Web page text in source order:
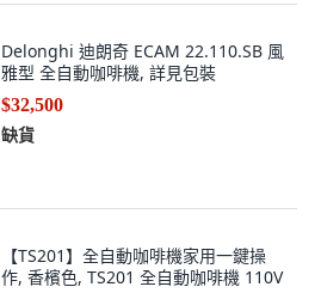
Delonghi 迪朗奇 ECAM 22.110.SB 風
雅型 全自動咖啡機, 詳見包裝
$32,500
缺貨
【TS201】全自動咖啡機家用一鍵操
作, 香檳色, TS201 全自動咖啡機 110V